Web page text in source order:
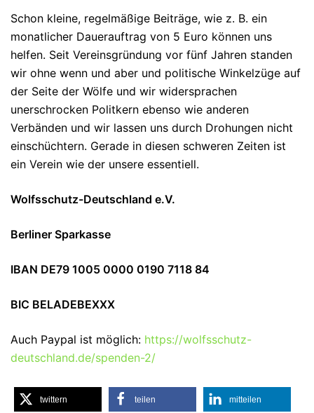
Schon kleine, regelmäßige Beiträge, wie z. B. ein
monatlicher Dauerauftrag von 5 Euro können uns
helfen. Seit Vereinsgründung vor fünf Jahren standen
wir ohne wenn und aber und politische Winkelzüge auf
der Seite der Wölfe und wir widersprachen
unerschrocken Politkern ebenso wie anderen
Verbänden und wir lassen uns durch Drohungen nicht
einschüchtern. Gerade in diesen schweren Zeiten ist
ein Verein wie der unsere essentiell.
Wolfsschutz-Deutschland e.V.
Berliner Sparkasse
IBAN DE79 1005 0000 0190 7118 84
BIC BELADEBEXXX
Auch Paypal ist möglich: https://wolfsschutz-
deutschland.de/spenden-2/
twittern teilen mitteilen